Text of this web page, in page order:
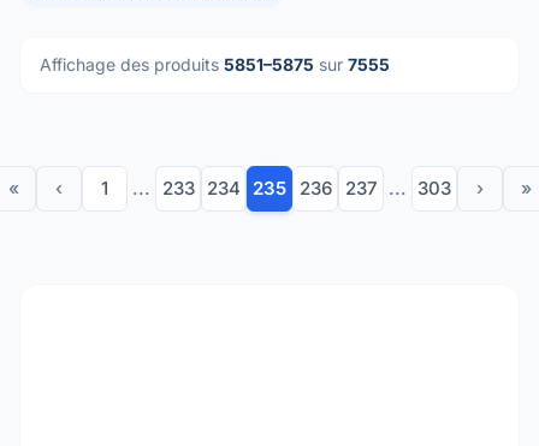
Affichage des produits 5851–5875 sur 7555
« ‹ 1 ... 233 234 235 236 237 ... 303 › »